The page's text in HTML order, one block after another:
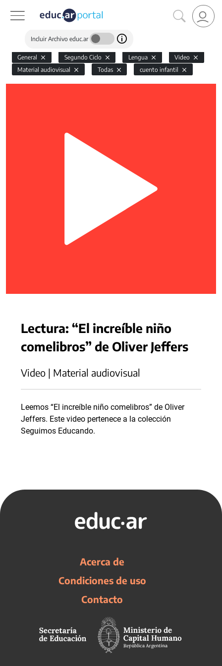
Incluir Archivo educ.ar
General Segundo Ciclo Lengua
Video
Material audiovisual
Todas cuento infantil
Lectura: “El increíble niño
comelibros” de Oliver Jeffers
Video | Material audiovisual
Leemos “El increíble niño comelibros” de Oliver
Jeffers. Este video pertenece a la colección
Seguimos Educando.
Acerca de
Condiciones de uso
Contacto